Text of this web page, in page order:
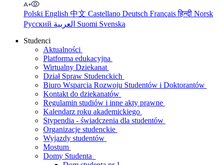
Polski English 中文 Castellano Deutsch Françaisहिन्दी Norsk
Русский
Suomi Svenska
Studenci
Aktualności
Platforma edukacyjna
Wirtualny Dziekanat
Dział Spraw Studenckich
Biuro Wsparcia Rozwoju Studentów i Doktorantów
Kontakt do dziekanatów
Regulamin studiów i inne akty prawne
Kalendarz roku akademickiego
Stypendia - świadczenia dla studentów
Organizacje studenckie
Wyjazdy studentów
Mostum
Domy Studenta